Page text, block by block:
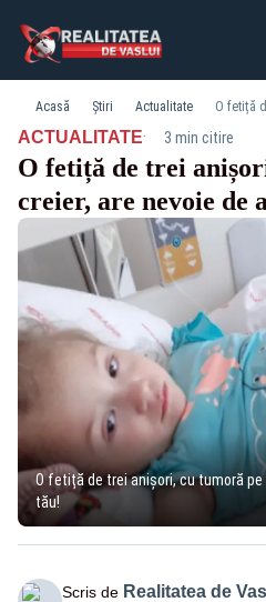
Acasă Știri Actualitate
ACTUALITATE· 3 min citire
O fetiță de trei
creier, are nevoie de
O fetiță de trei anișori, cu tumoră pe
tău!
Scris de Realitatea de